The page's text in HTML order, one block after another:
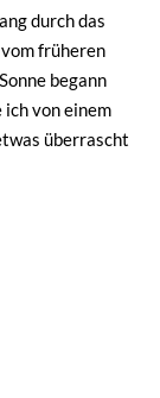
durch das
früheren
begann
von einem
überrascht